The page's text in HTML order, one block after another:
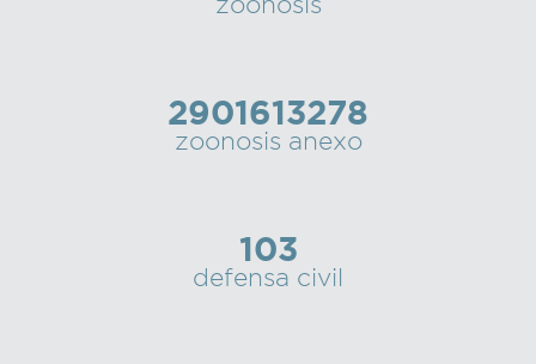
2901613278
zoonosis anexo
103
defensa civil